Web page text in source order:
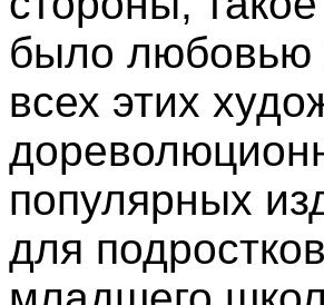
было любовью
всех этих
популярных
для